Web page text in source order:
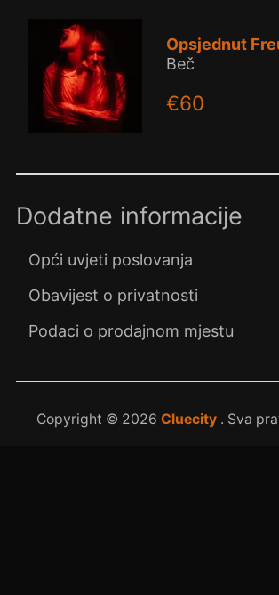
Opsjednut
Beč
€60
Dodatne informacije
Opći uvjeti poslovanja
Obavijest o privatnosti
Podaci o prodajnom mjestu
Copyright © 2026 Cluecity . Sva